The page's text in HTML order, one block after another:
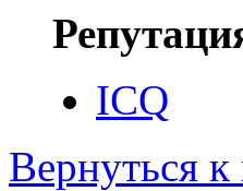
ICQ
Вернуться к